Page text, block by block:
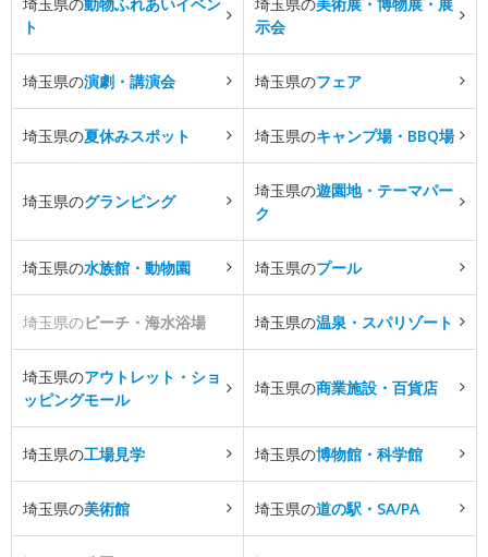
ト
示会
埼玉県の演劇・講演会 埼玉県のフェア
埼玉県の夏休みスポット 埼玉県のキャンプ場・BBQ場
埼玉県のグランピング
埼玉県の遊園地・テーマパー
ク
埼玉県の水族館・動物園 埼玉県のプール
埼玉県のビーチ・海水浴場 埼玉県の温泉・スパリゾート
埼玉県のアウトレット・ショ
ッピングモール
埼玉県の商業施設・百貨店
埼玉県の工場見学 埼玉県の博物館・科学館
埼玉県の美術館 埼玉県の道の駅・SA/PA